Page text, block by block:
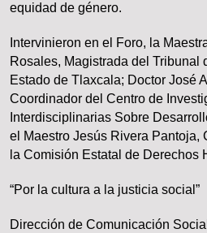
equidad de género.
Intervinieron en el Foro, la
Rosales, Magistrada del Tribunal
Estado de Tlaxcala; Doctor José
Coordinador del Centro de
Interdisciplinarias Sobre
el Maestro Jesús Rivera Pantoja,
la Comisión Estatal de Derechos
“Por la cultura a la justicia social”
Dirección de Comunicación Social